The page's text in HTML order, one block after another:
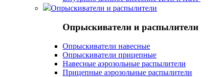
Опрыскиватели и распылители
Опрыскиватели и распылители
Опрыскиватели навесные
Опрыскиватели прицепные
Навесные аэрозольные распылители
Прицепные аэрозольные распылители